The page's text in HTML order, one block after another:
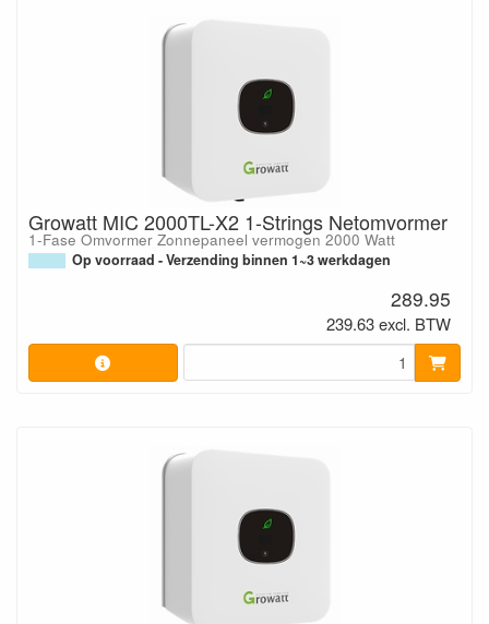
Growatt MIC 2000TL-X2 1-Strings Netomvormer
1-Fase Omvormer Zonnepaneel vermogen 2000 Watt
Op voorraad - Verzending binnen 1~3 werkdagen
289.95
239.63 excl. BTW